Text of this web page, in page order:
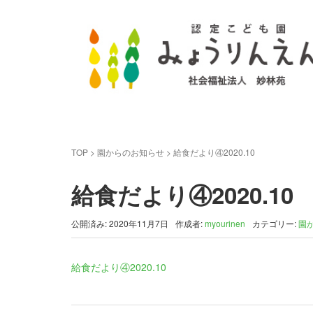
TOP > 園からのお知らせ > 給食だより④2020.10
給食だより④2020.10
公開済み: 2020年11月7日 作成者:myourinen カテゴリー:園
給食だより④2020.10